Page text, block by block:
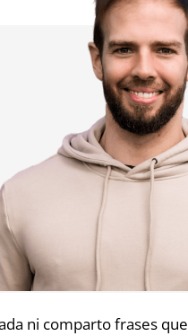
ni comparto frases que